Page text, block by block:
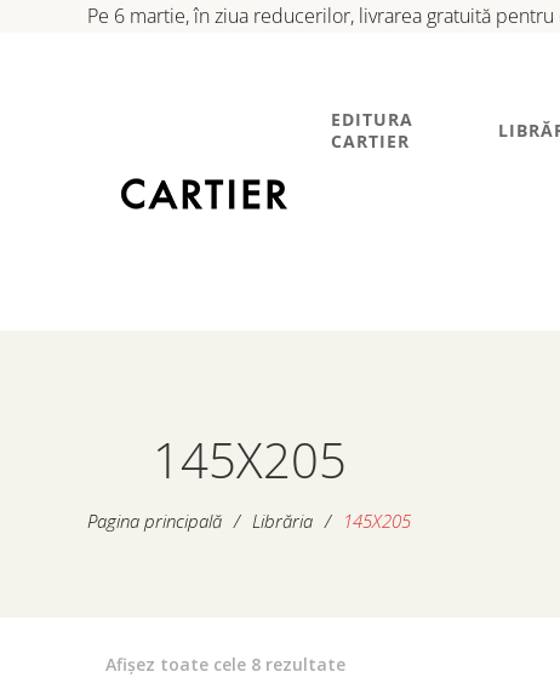
Pe 6 martie, în ziua reducerilor, livrarea gratuită
EDITURA
CARTIER
145X205
Pagina principală / Librăria / 145X205
Afișez toate cele 8 rezultate